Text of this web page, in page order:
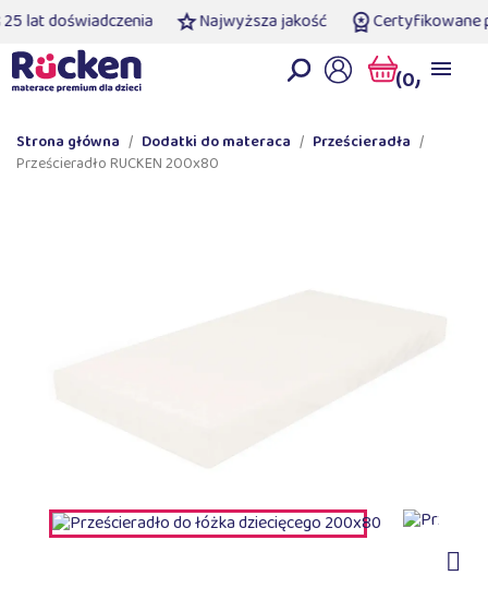
lat doświadczenia Najwyższa jakość Certyfikowane
(0)
Strona główna Dodatki do materaca
Prześcieradła
Prześcieradło RUCKEN 200x80
